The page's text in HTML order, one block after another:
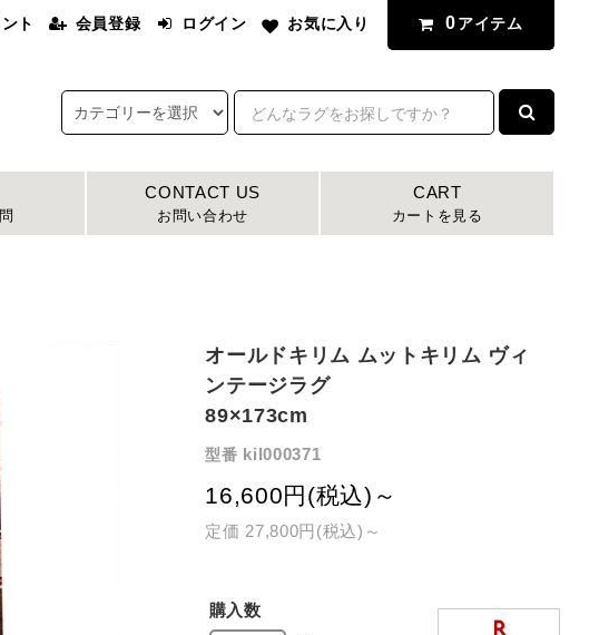
ト 会員登録 ログイン お気に入り 0 アイテム
CONTACT US
お問い合わせ
CART
カートを見る
オールドキリム ムットキリム ヴィ
ンテージラグ
89×173cm
型番 kil000371
16,600円(税込)～
定価 27,800円(税込)～
購入数